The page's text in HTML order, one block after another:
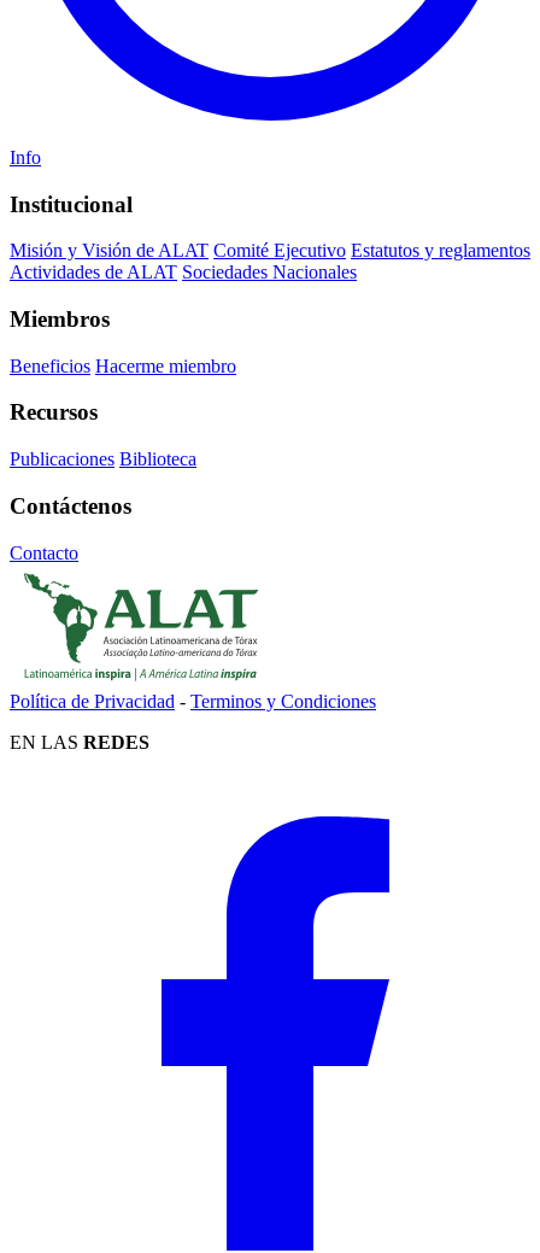
Info
Institucional
Misión y Visión de ALAT Comité Ejecutivo Estatutos y reglamentos
Actividades de ALAT Sociedades Nacionales
Miembros
Beneficios Hacerme miembro
Recursos
Publicaciones Biblioteca
Contáctenos
Contacto
Política de Privacidad - Terminos y Condiciones
EN LAS REDES